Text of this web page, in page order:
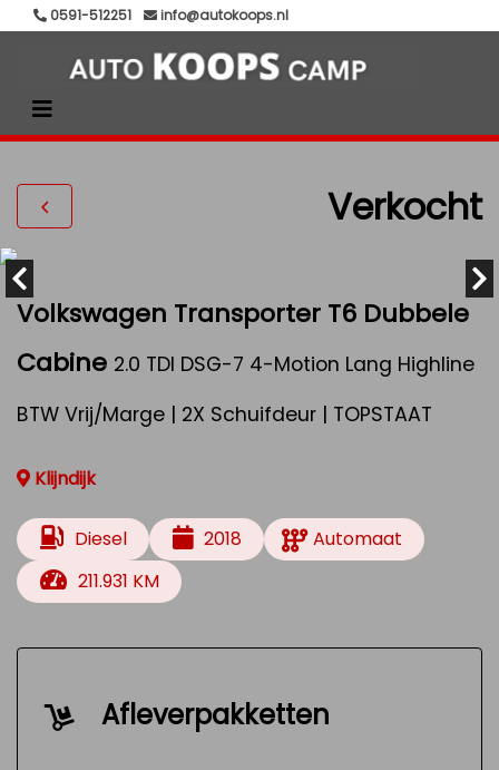
0591-512251 info@autokoops.nl
Verkocht
Volkswagen Transporter T6 Dubbele
Cabine 2.0 TDI DSG-7 4-Motion Lang Highline
BTW Vrij/Marge | 2X Schuifdeur | TOPSTAAT
Klijndijk
Diesel 2018
Automaat
211.931 KM
Afleverpakketten